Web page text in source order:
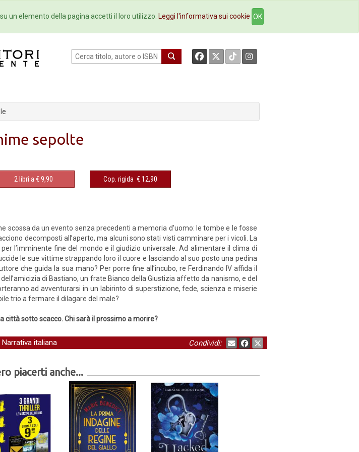
Newsletter Ebookstore Contatti
sepolte
2 libri a € 9,90 Cop. rigida € 12,90
scossa da un evento senza precedenti a memoria d’uomo: le tombe e le fosse
decomposti all’aperto, ma alcuni sono stati visti camminare per i vicoli. La
l’imminente fine del mondo e il giudizio universale. Ad alimentare il clima di
le sue vittime strappando loro il cuore e lasciando al suo posto una pedina
che guida la sua mano? Per porre fine all’incubo, re Ferdinando IV affida il
di Bastiano, un frate Bianco della Giustizia affetto da nanismo, e del
ad avventurarsi in un labirinto di superstizione, fede, scienza e miserie
trio a fermare il dilagare del male?
città sotto scacco. Chi sarà il prossimo a morire?
Narrativa italiana Condividi:
piacerti anche...
un elemento della pagina accetti il loro utilizzo. Leggi l'informativa sui cookie OK